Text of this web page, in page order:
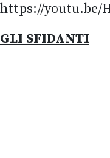
https://youtu.be/
GLI SFIDANTI